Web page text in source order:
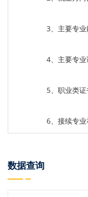
3、主要专
4、主要专
5、职业类
6、接续专
数据查询